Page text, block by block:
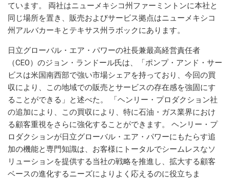
ています。 両社はニューメキシコ州ファーミントンに本社と
同じ場所を置き、販売およびサービス拠点はニューメキシコ
州アルバカーキとテキサス州ラボックにあります。
日立グローバル・エア・パワーの社長兼最高経営責任者
（CEO）のジョン・ランドール氏は、「ポンプ・アンド・サー
ビスは米国南西部で強い市場シェアを持っており、今回の買
収により、この地域での販売とサービスの存在感を強固にす
ることができる」と述べた。 「ヘンリー・プロダクション社
の追加により、この買収により、特に石油・ガス業界におけ
る顧客重視をさらに強化することができます。 ヘンリー・プ
ロダクションが日立グローバル・エア・パワーにもたらす追
加の機能と専門知識は、お客様にトータルでシームレスなソ
リューションを提供する当社の戦略を推進し、拡大する顧客
ベースの進化するニーズによりよく応えるのに役立ちま